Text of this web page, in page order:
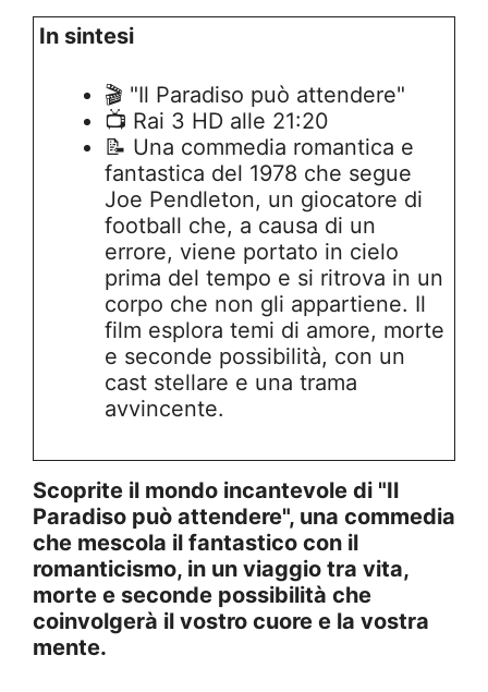
In sintesi
🎬 "Il Paradiso può attendere"
📺 Rai 3 HD alle 21:20
📝 Una commedia romantica e
fantastica del 1978 che segue
Joe Pendleton, un giocatore di
football che, a causa di un
errore, viene portato in cielo
prima del tempo e si ritrova in un
corpo che non gli appartiene. Il
film esplora temi di amore, morte
e seconde possibilità, con un
cast stellare e una trama
avvincente.
Scoprite il mondo incantevole di "Il
Paradiso può attendere", una commedia
che mescola il fantastico con il
romanticismo, in un viaggio tra vita,
morte e seconde possibilità che
coinvolgerà il vostro cuore e la vostra
mente.